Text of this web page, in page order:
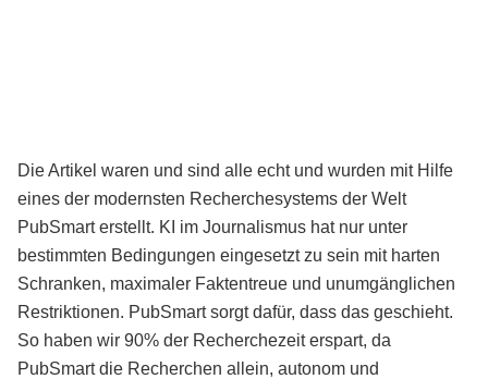
Die Artikel waren und sind alle echt und wurden mit Hilfe
eines der modernsten Recherchesystems der Welt
PubSmart erstellt. KI im Journalismus hat nur unter
bestimmten Bedingungen eingesetzt zu sein mit harten
Schranken, maximaler Faktentreue und unumgänglichen
Restriktionen. PubSmart sorgt dafür, dass das geschieht.
So haben wir 90% der Recherchezeit erspart, da
PubSmart die Recherchen allein, autonom und